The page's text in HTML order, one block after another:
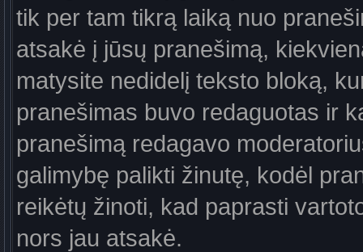
tik per tam tikrą laiką nuo
atsakė į jūsų pranešimą,
matysite nedidelį teksto bloką,
pranešimas buvo redaguotas ir
pranešimą redagavo
galimybę palikti žinutę, kodėl
reikėtų žinoti, kad paprasti
nors jau atsakė.